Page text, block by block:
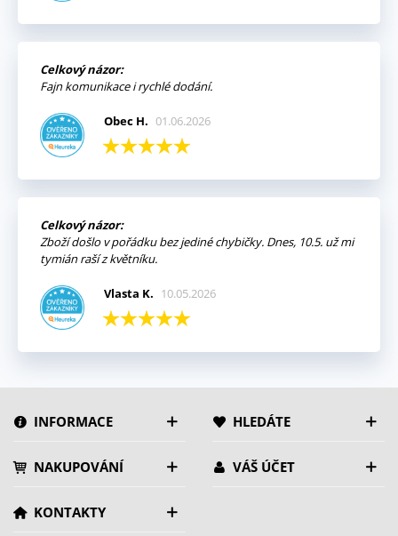
Celkový názor:
Fajn komunikace i rychlé dodání.
Obec H. 01.06.2026
Celkový názor:
Zboží došlo v pořádku bez jediné chybičky. Dnes, 10.5. už mi
tymián raší z květníku.
Vlasta K. 10.05.2026
INFORMACE HLEDÁTE
NAKUPOVÁNÍ VÁŠ ÚČET
KONTAKTY